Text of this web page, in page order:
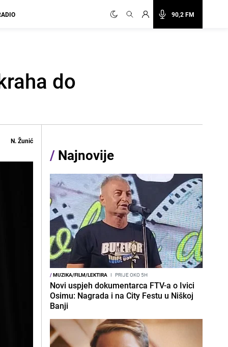
90,2 FM
do
N. Žunić
/ Najnovije
/MUZIKA/FILM/LEKTIRA I PRIJE OKO 5H
Novi uspjeh dokumentarca FTV-a o Ivici
Osimu: Nagrada i na City Festu u Niškoj
Banji